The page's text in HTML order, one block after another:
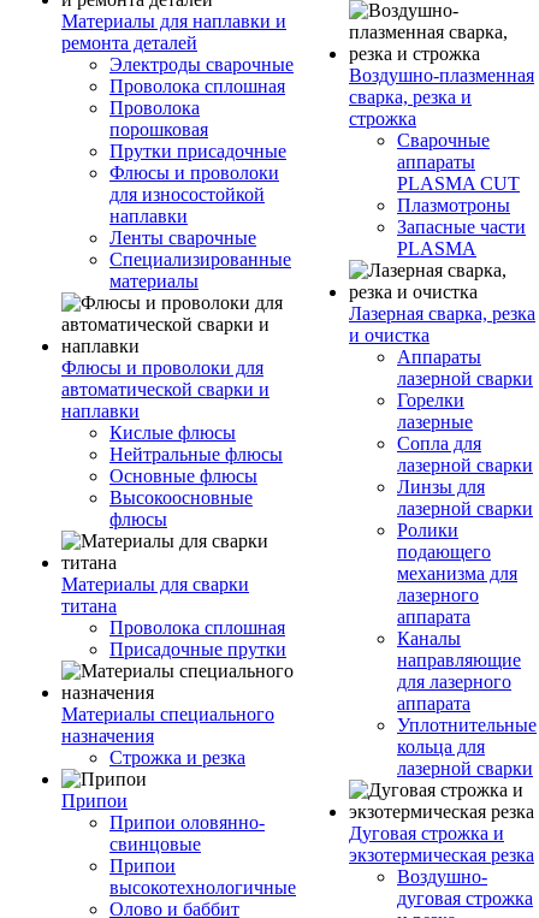
Материалы для наплавки и
ремонта деталей
Электроды сварочные
Проволока сплошная
Проволока
порошковая
Прутки присадочные
Флюсы и проволоки
для износостойкой
наплавки
Ленты сварочные
Специализированные
материалы
Флюсы и проволоки для
автоматической сварки и
наплавки
Кислые флюсы
Нейтральные флюсы
Основные флюсы
Высокоосновные
флюсы
Материалы для сварки
титана
Проволока сплошная
Присадочные прутки
Материалы специального
назначения
Строжка и резка
Припои
Припои оловянно-
свинцовые
Припои
высокотехнологичные
Олово и баббит
Воздушно-плазменная
сварка, резка и
строжка
Сварочные
аппараты
PLASMA CUT
Плазмотроны
Запасные части
PLASMA
Лазерная сварка, резка
и очистка
Аппараты
лазерной сварки
Горелки
лазерные
Сопла для
лазерной сварки
Линзы для
лазерной сварки
Ролики
подающего
механизма для
лазерного
аппарата
Каналы
направляющие
для лазерного
аппарата
Уплотнительные
кольца для
лазерной сварки
Дуговая строжка и
экзотермическая резка
Воздушно-
дуговая строжка